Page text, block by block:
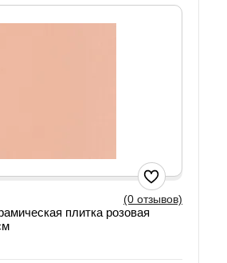
(0 отзывов)
плитка розовая